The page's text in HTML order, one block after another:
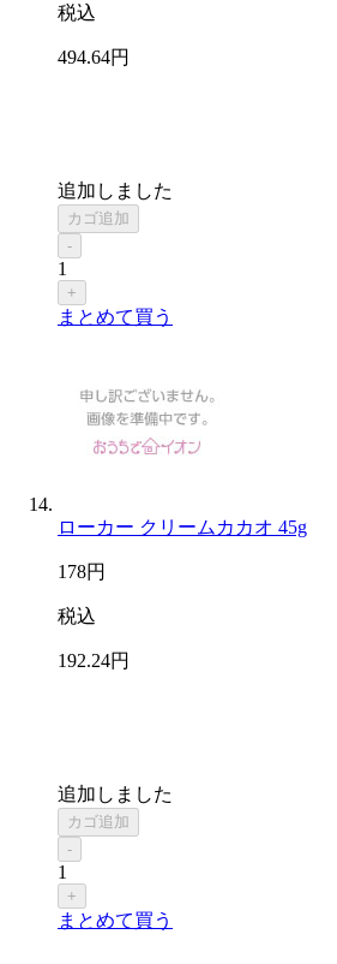
税込
494.64円
追加しました
カゴ追加
-
1
+
まとめて買う
ローカー クリームカカオ 45g
178円
税込
192.24円
追加しました
カゴ追加
-
1
+
まとめて買う